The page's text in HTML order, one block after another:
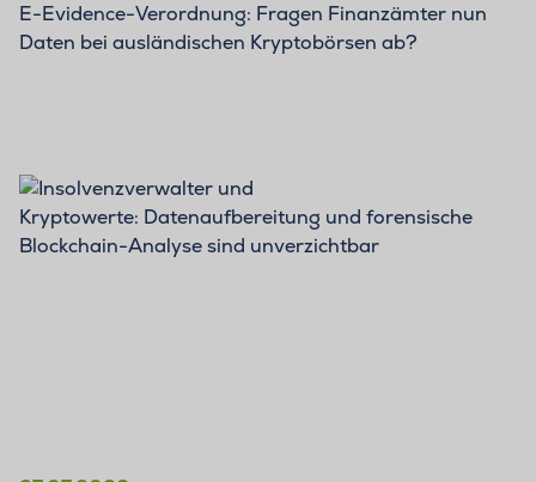
E-Evidence-Verordnung: Fragen Finanzämter nun
Daten bei ausländischen Kryptobörsen ab?
BLOG